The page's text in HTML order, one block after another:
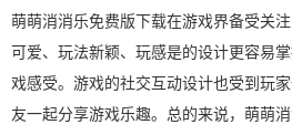
萌萌消消乐免费版下载在游戏界备受关
可爱、玩法新颖、玩感是的设计更容易
戏感受。游戏的社交互动设计也受到玩
友一起分享游戏乐趣。总的来说，萌萌